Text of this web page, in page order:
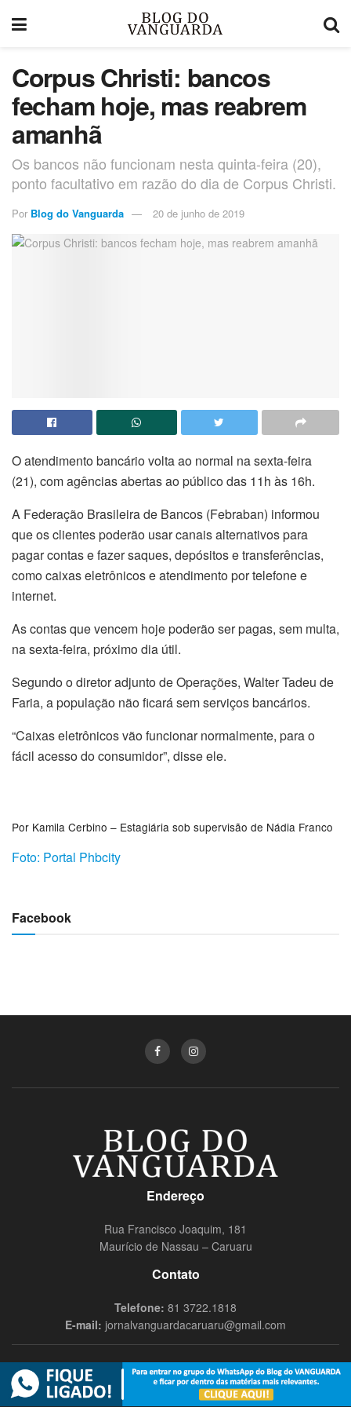
Corpus Christi: bancos
fecham hoje, mas reabrem
amanhã
Os bancos não funcionam nesta quinta-feira (20),
ponto facultativo em razão do dia de Corpus Christi.
Por Blog do Vanguarda 20 de junho de 2019
O atendimento bancário volta ao normal na sexta-feira
(21), com agências abertas ao público das 11h às 16h.
A Federação Brasileira de Bancos (Febraban) informou
que os clientes poderão usar canais alternativos para
pagar contas e fazer saques, depósitos e transferências,
como caixas eletrônicos e atendimento por telefone e
internet.
As contas que vencem hoje poderão ser pagas, sem multa,
na sexta-feira, próximo dia útil.
Segundo o diretor adjunto de Operações, Walter Tadeu de
Faria, a população não ficará sem serviços bancários.
“Caixas eletrônicos vão funcionar normalmente, para o
fácil acesso do consumidor”, disse ele.
Por Kamila Cerbino – Estagiária sob supervisão de Nádia Franco
Foto: Portal Phbcity
Facebook
Endereço
Rua Francisco Joaquim, 181
Maurício de Nassau – Caruaru
Contato
Telefone: 81 3722.1818
E-mail: jornalvanguardacaruaru@gmail.com
© 2019Blog do Vanguarda
- Todos os direitos reservados Nômade
Audiovisual.